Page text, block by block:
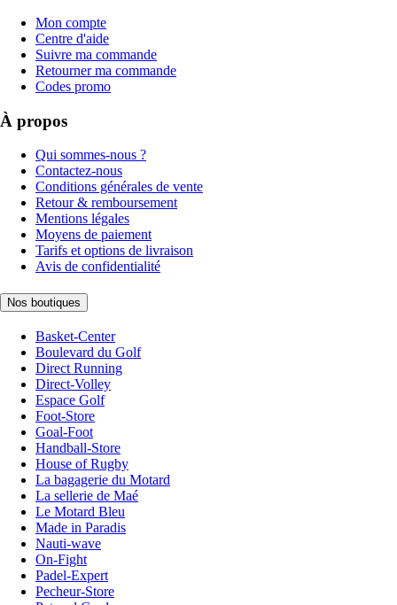
Mon compte
Centre d'aide
Suivre ma commande
Retourner ma commande
Codes promo
À propos
Qui sommes-nous ?
Contactez-nous
Conditions générales de vente
Retour & remboursement
Mentions légales
Moyens de paiement
Tarifs et options de livraison
Avis de confidentialité
Nos boutiques
Basket-Center
Boulevard du Golf
Direct Running
Direct-Volley
Espace Golf
Foot-Store
Goal-Foot
Handball-Store
House of Rugby
La bagagerie du Motard
La sellerie de Maé
Le Motard Bleu
Made in Paradis
Nauti-wave
On-Fight
Padel-Expert
Pecheur-Store